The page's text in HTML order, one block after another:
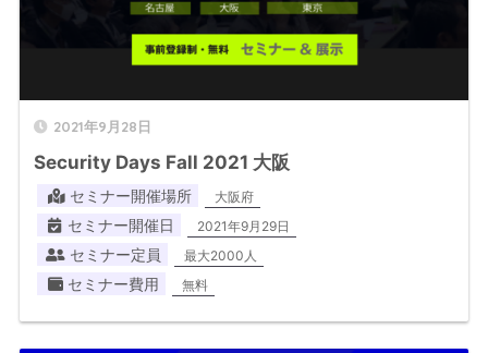
2021年9月28日
Security Days Fall 2021 大阪
セミナー開催場所 大阪府
セミナー開催日 2021年9月29日
セミナー定員 最大2000人
セミナー費用 無料